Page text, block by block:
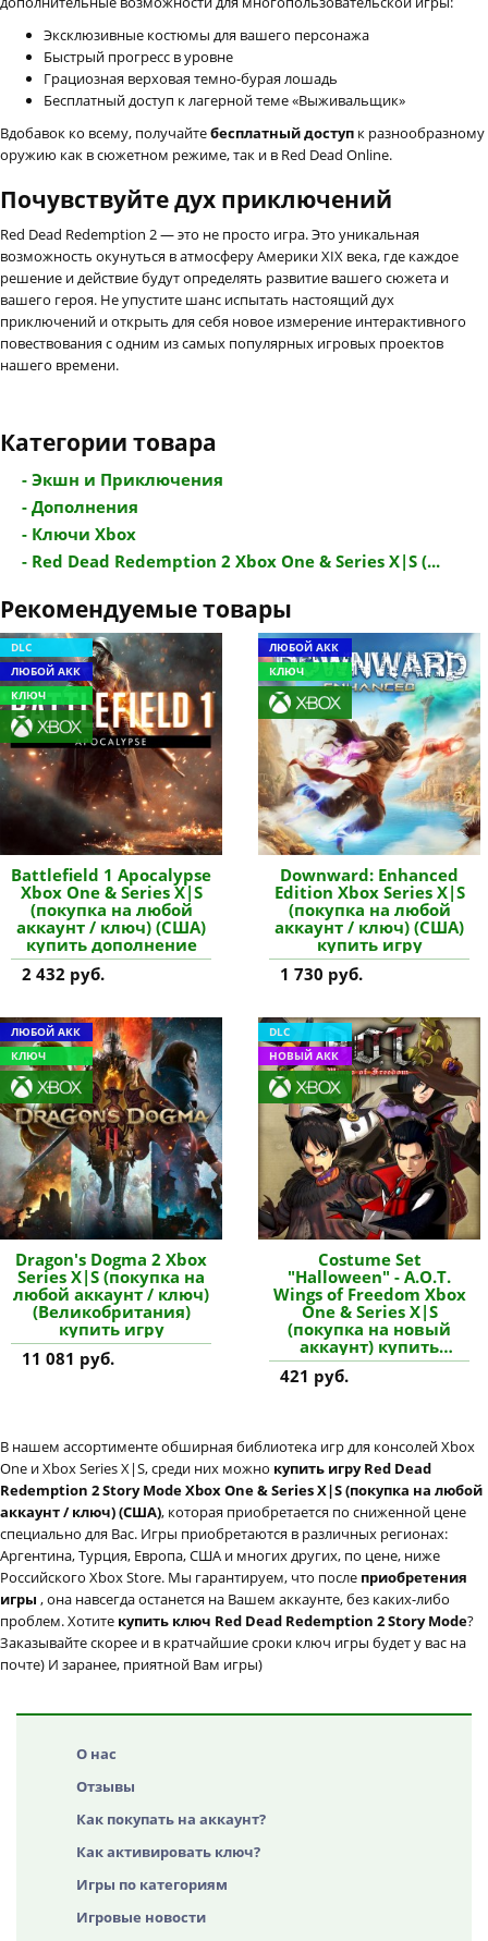
Эксклюзивные костюмы для вашего персонажа
Быстрый прогресс в уровне
Грациозная верховая темно-бурая лошадь
Бесплатный доступ к лагерной теме «Выживальщик»
Вдобавок ко всему, получайтебесплатный доступ к разнообразному
оружию как в сюжетном режиме, так и в Red Dead Online.
Почувствуйте дух приключений
Red Dead Redemption 2 — это не просто игра. Это уникальная
возможность окунуться в атмосферу Америки XIX века, где каждое
решение и действие будут определять развитие вашего сюжета и
вашего героя. Не упустите шанс испытать настоящий дух
приключений и открыть для себя новое измерение интерактивного
повествования с одним из самых популярных игровых проектов
нашего времени.
Категории товара
- Экшн и Приключения
- Дополнения
- Ключи Xbox
- Red Dead Redemption 2 Xbox One & Series X|S (...
Рекомендуемые товары
DLC
ЛЮБОЙ АКК
КЛЮЧ
Battlefield 1 Apocalypse
Xbox One & Series X|S
(покупка на любой
аккаунт / ключ) (США)
купить дополнение
2 432 руб.
ЛЮБОЙ АКК
КЛЮЧ
Downward: Enhanced
Edition Xbox Series X|S
(покупка на любой
аккаунт / ключ) (США)
купить игру
1 730 руб.
ЛЮБОЙ АКК
КЛЮЧ
Dragon's Dogma 2 Xbox
Series X|S (покупка на
любой аккаунт / ключ)
(Великобритания)
купить игру
11 081 руб.
DLC
НОВЫЙ АКК
Costume Set
"Halloween" - A.O.T.
Wings of Freedom Xbox
One & Series X|S
(покупка на новый
аккаунт) купить
дополнение
421 руб.
В нашем ассортименте обширная библиотека игр для консолей Xbox
One и Xbox Series X|S, среди них можно купить игру Red Dead
Redemption 2 Story Mode Xbox One & Series X|S (покупка на любой
аккаунт / ключ) (США), которая приобретается по сниженной цене
специально для Вас. Игры приобретаются в различных регионах:
Аргентина, Турция, Европа, США и многих других, по цене, ниже
Российского Xbox Store. Мы гарантируем, что после приобретения
игры , она навсегда останется на Вашем аккаунте, без каких-либо
проблем. Хотите купить ключ Red Dead Redemption 2 Story Mode?
Заказывайте скорее и в кратчайшие сроки ключ игры будет у вас на
почте) И заранее, приятной Вам игры)
О нас
Отзывы
Как покупать на аккаунт?
Как активировать ключ?
Игры по категориям
Игровые новости